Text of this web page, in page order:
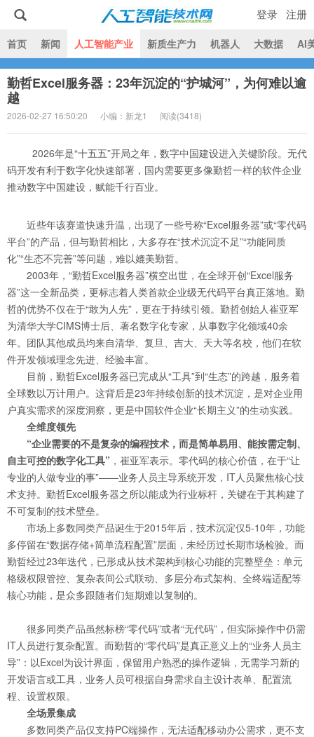
人工智能技术网
首页 新闻 人工智能产业 新质生产力 机器人 大数据 AI
登录 注册
勤哲Excel服务器：23年沉淀的“护城河”，为何难以逾
越
2026-02-27 16:50:20 小编：新龙1 阅读(3418)
2026年是“十五五”开局之年，数字中国建设进入关键阶段。无代
码开发有利于数字化快速部署，国内需要更多像勤哲一样的软件企业
推动数字中国建设，赋能千行百业。
近些年该赛道快速升温，出现了一些号称“Excel服务器”或“零代码
平台”的产品，但与勤哲相比，大多存在“技术沉淀不足”“功能同质
化”“生态不完善”等问题，难以媲美勤哲。
2003年，“勤哲Excel服务器”横空出世，在全球开创“Excel服务
器”这一全新品类，更标志着人类首款企业级无代码平台真正落地。勤
哲的优势不仅在于“敢为人先”，更在于持续引领。勤哲创始人崔亚军
为清华大学CIMS博士后、著名数字化专家，从事数字化领域40余
年。团队其他成员均来自清华、复旦、吉大、天大等名校，他们在软
件开发领域理念先进、经验丰富。
目前，勤哲Excel服务器已完成从“工具”到“生态”的跨越，服务着
全球数以万计用户。这背后是23年持续创新的技术沉淀，是对企业用
户真实需求的深度洞察，更是中国软件企业“长期主义”的生动实践。
全维度领先
“企业需要的不是复杂的编程技术，而是简单易用、能按需定制、
自主可控的数字化工具” ，崔亚军表示。零代码的核心价值，在于“让
专业的人做专业的事”——业务人员主导系统开发，IT人员聚焦核心技
术支持。勤哲Excel服务器之所以能成为行业标杆，关键在于其构建了
不可复制的技术壁垒。
市场上多数同类产品诞生于2015年后，技术沉淀仅5-10年，功能
多停留在“数据存储+简单流程配置”层面，未经历过长期市场检验。而
勤哲经过23年迭代，已形成从技术架构到核心功能的完整壁垒：单元
格级权限管控、复杂表间公式联动、多层分布式架构、全终端适配等
核心功能，是众多跟随者们短期难以复制的。
很多同类产品虽然标榜“零代码”或者“无代码”，但实际操作中仍需
IT人员进行复杂配置。而勤哲的“零代码”是真正意义上的“业务人员主
导”：以Excel为设计界面，保留用户熟悉的操作逻辑，无需学习新的
开发语言或工具，业务人员可根据自身需求自主设计表单、配置流
程、设置权限。
全场景集成
多数同类产品仅支持PC端操作，无法适配移动办公需求，更不支